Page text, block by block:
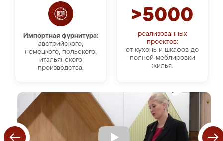
Импортная фурнитура:
австрийского,
немецкого, польского,
итальянского
производства.
>5000
реализованных
проектов:
от кухонь и шкафов до
полной меблировки
жилья.